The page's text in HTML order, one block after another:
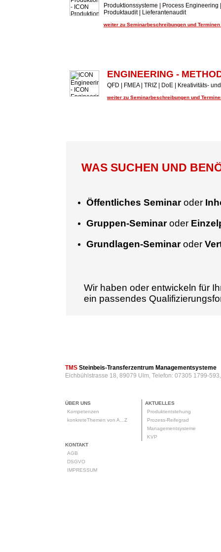
Produktionssysteme | Process
Produktaudit | Lieferantenaudit
weiter zu Seminarbeschreibungen und Terminen
ENGINEERING -
QFD | FMEA | TRIZ | DoE | Kreativitäts-
weiter zu Seminarbeschreibungen und
WAS SUCHEN UND
Öffentliches Seminaroder
Gruppen-Seminaroder
Grundlagen-Seminaroder
Wir haben oder entwickeln für
ein passendes
TMS Steinbeis-Transferzentrum Managementsysteme
Eichbühlstrasse 18, 89079 Ulm, Telefon: 07305 1799-
ÜBER UNS
Kompetenzen
konkreteThemen von A...Z
AKTUELLES
Produktentstehung
Prozess-Reifegrad
Managementsysteme
KVP
KONTAKT
AGB
DSGVO
IMPRESSUM